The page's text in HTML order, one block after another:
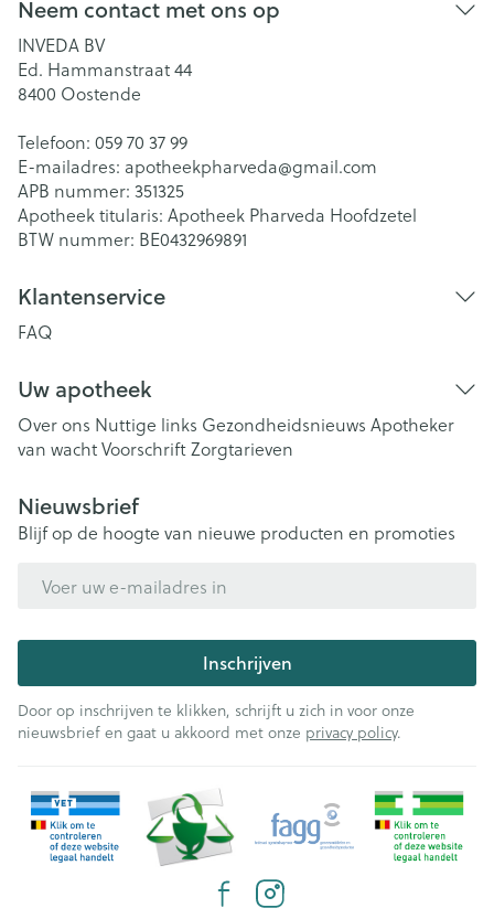
Neem contact met ons op
INVEDA BV
Ed. Hammanstraat 44
8400 Oostende
Telefoon: 059 70 37 99
E-mailadres: apotheekpharveda@gmail.com
APB nummer: 351325
Apotheek titularis: Apotheek Pharveda Hoofdzetel
BTW nummer: BE0432969891
Klantenservice
FAQ
Uw apotheek
Over ons Nuttige links Gezondheidsnieuws Apotheker
van wachtVoorschriftZorgtarieven
Nieuwsbrief
Blijf op de hoogte van nieuwe producten en promoties
Inschrijven
Door op inschrijven te klikken, schrijft u zich in voor onze
nieuwsbrief en gaat u akkoord met onze privacy policy.